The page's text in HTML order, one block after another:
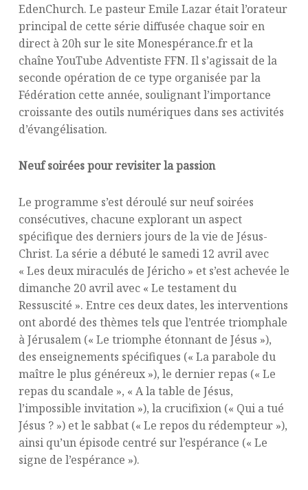
EdenChurch. Le pasteur Emile Lazar était l’orateur
principal de cette série diffusée chaque soir en
direct à 20h sur le site Monespérance.fr et la
chaîne YouTube Adventiste FFN. Il s’agissait de la
seconde opération de ce type organisée par la
Fédération cette année, soulignant l’importance
croissante des outils numériques dans ses activités
d’évangélisation.
Neuf soirées pour revisiter la passion
Le programme s’est déroulé sur neuf soirées
consécutives, chacune explorant un aspect
spécifique des derniers jours de la vie de Jésus-
Christ. La série a débuté le samedi 12 avril avec
« Les deux miraculés de Jéricho » et s’est achevée le
dimanche 20 avril avec « Le testament du
Ressuscité ». Entre ces deux dates, les interventions
ont abordé des thèmes tels que l’entrée triomphale
à Jérusalem (« Le triomphe étonnant de Jésus »),
des enseignements spécifiques (« La parabole du
maître le plus généreux »), le dernier repas (« Le
repas du scandale », « A la table de Jésus,
l’impossible invitation »), la crucifixion (« Qui a tué
Jésus ? ») et le sabbat (« Le repos du rédempteur »),
ainsi qu’un épisode centré sur l’espérance (« Le
signe de l’espérance »).